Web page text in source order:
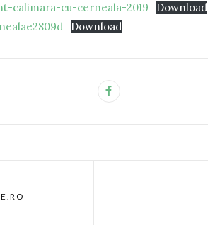
calimara-cu-cerneala-2019
Download
Download